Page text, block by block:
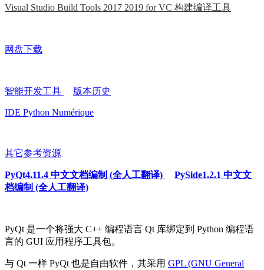
Visual Studio Build Tools 2017 2019 for VC 构建编译工具
网盘下载
智能开发工具 版本历史
IDE Python Numérique
其它参考资源
PyQt4.11.4 中文文档编制 (全人工翻译)
PySide1.2.1 中文文
档编制 (全人工翻译)
PyQt 是一个将强大 C++ 编程语言 Qt 库绑定到 Python 编程语
言的 GUI 应用程序工具包。
与 Qt 一样 PyQt 也是自由软件，其采用 GPL (GNU General